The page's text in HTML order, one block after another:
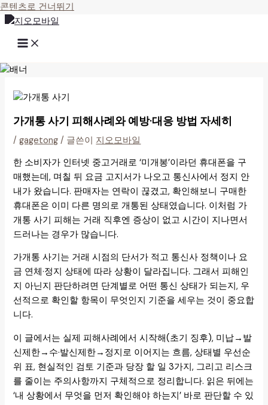
콘텐츠로 건너뛰기
가개통 사기 피해사례와 예방·대응 방법 자세히
/gagetong / 글쓴이 지오모바일
한 소비자가 인터넷 중고거래로 ‘미개봉’이라던 휴대폰을 구
매했는데, 며칠 뒤 요금 고지서가 나오고 통신사에서 정지 안
내가 왔습니다. 판매자는 연락이 끊겼고, 확인해보니 구매한
휴대폰은 이미 다른 명의로 개통된 상태였습니다. 이처럼 가
개통 사기 피해는 거래 직후엔 증상이 없고 시간이 지나면서
드러나는 경우가 많습니다.
가개통 사기는 거래 시점의 단서가 적고 통신사 정책이나 요
금 연체·정지 상태에 따라 상황이 달라집니다. 그래서 피해인
지 아닌지 판단하려면 단계별로 어떤 통신 상태가 되는지, 우
선적으로 확인할 항목이 무엇인지 기준을 세우는 것이 중요합
니다.
이 글에서는 실제 피해사례에서 시작해(초기 징후), 미납→발
신제한→수·발신제한→정지로 이어지는 흐름, 상태별 우선순
위 표, 현실적인 검토 기준과 당장 할 일 3가지, 그리고 리스크
를 줄이는 주의사항까지 구체적으로 정리합니다. 읽은 뒤에는
‘내 상황에서 무엇을 먼저 확인해야 하는지’ 바로 판단할 수 있